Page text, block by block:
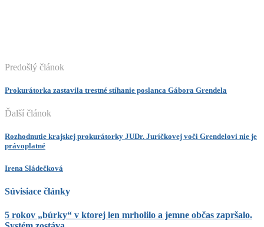
Predošlý článok
Prokurátorka zastavila trestné stíhanie poslanca Gábora Grendela
Ďalší článok
Rozhodnutie krajskej prokurátorky JUDr. Juríčkovej voči Grendelovi nie je
právoplatné
Irena Sládečková
Súvisiace články
5 rokov „búrky“ v ktorej len mrholilo a jemne občas zapršalo.